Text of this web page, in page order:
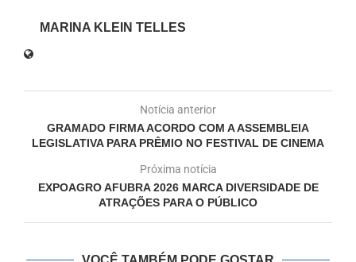
MARINA KLEIN TELLES
Notícia anterior
GRAMADO FIRMA ACORDO COM A ASSEMBLEIA
LEGISLATIVA PARA PRÊMIO NO FESTIVAL DE CINEMA
Próxima notícia
EXPOAGRO AFUBRA 2026 MARCA DIVERSIDADE DE
ATRAÇÕES PARA O PÚBLICO